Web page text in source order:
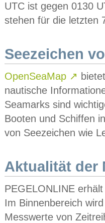
UTC ist gegen 0130
stehen für die letzten
Seezeichen
OpenSeaMap ↗
nautische
Seamarks sind
Booten und Schiffen
von Seezeichen wie
Aktualität der
PEGELONLINE
Im Binnenbereich
Messwerte von